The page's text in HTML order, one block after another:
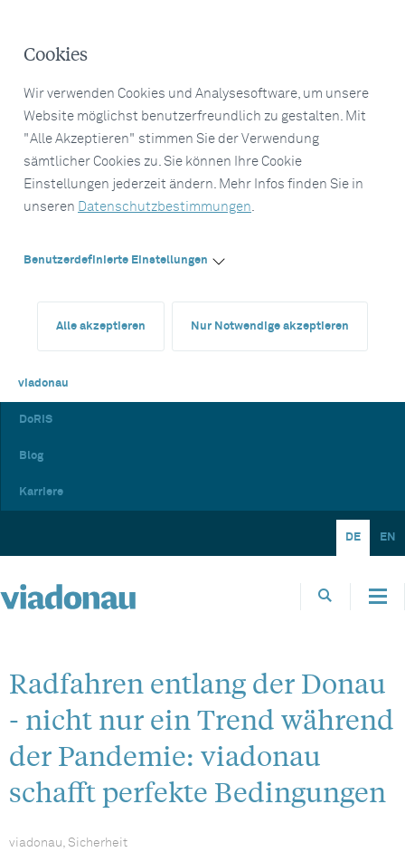
Cookies
Wir verwenden Cookies und Analysesoftware, um unsere
Website möglichst benutzerfreundlich zu gestalten. Mit
"Alle Akzeptieren" stimmen Sie der Verwendung
sämtlicher Cookies zu. Sie können Ihre Cookie
Einstellungen jederzeit ändern. Mehr Infos finden Sie in
unseren Datenschutzbestimmungen.
Benutzerdefinierte Einstellungen
Alle akzeptieren Nur Notwendige akzeptieren
viadonau
DoRIS
Blog
Karriere
DE EN
Radfahren entlang der Donau
- nicht nur ein Trend während
der Pandemie: viadonau
schafft perfekte Bedingungen
viadonau, Sicherheit